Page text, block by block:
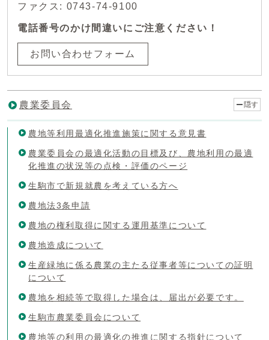
ファクス: 0743-74-9100
電話番号のかけ間違いにご注意ください！
お問い合わせフォーム
農業委員会 隠す
農地等利用最適化推進施策に関する意見書
農業委員会の最適化活動の目標及び、農地利用の最適
化推進の状況等の点検・評価のページ
生駒市で新規就農を考えている方へ
農地法3条申請
農地の権利取得に関する運用基準について
農地造成について
生産緑地に係る農業の主たる従事者等についての証明
について
農地を相続等で取得した場合は、届出が必要です。
生駒市農業委員会について
農地等の利用の最適化の推進に関する指針について